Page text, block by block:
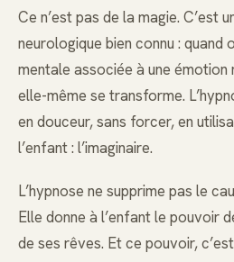
Ce n’est pas de la magie. C’est
neurologique bien connu : quand
mentale associée à une émotion
elle-même se transforme.
en douceur, sans forcer, en
l’enfant : l’imaginaire.
L’hypnose ne supprime pas le
Elle donne à l’enfant le pouvoir
de ses rêves. Et ce pouvoir,